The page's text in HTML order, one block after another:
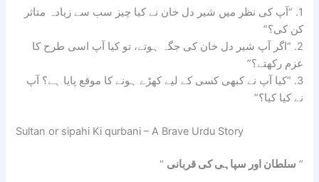
1. “آپ کی نظر میں شیر دل خان نے کیا چیز سب سے زیادہ متاثر
کن کی؟”
2. “اگر آپ شیر دل خان کی جگہ ہوتے، تو کیا آپ اسی طرح کا
عزم رکھتے؟”
3. “کیا آپ نے کبھی کسی کے لیے کھڑے ہونے کا موقع پایا ہے؟ آپ
نے کیا کیا؟”
Sultan or sipahi Ki qurbani – A Brave Urdu Story
” سلطان اور سپاہی کی قربانی “